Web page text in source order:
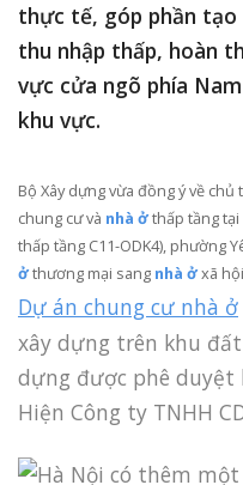
thực tế, góp phần tạo
thu nhập thấp, hoàn
vực cửa ngõ phía
khu vực.
Bộ Xây dựng vừa đồng ý về
chung cư và nhà ởthấp tầng tại
thấp tầng C11-ODK4), phường
ởthương mại sang nhà ởxã
Dự án chung cư nhà ở
xây dựng trên khu
dựng được phê duyệt
Hiện Công ty TNHH